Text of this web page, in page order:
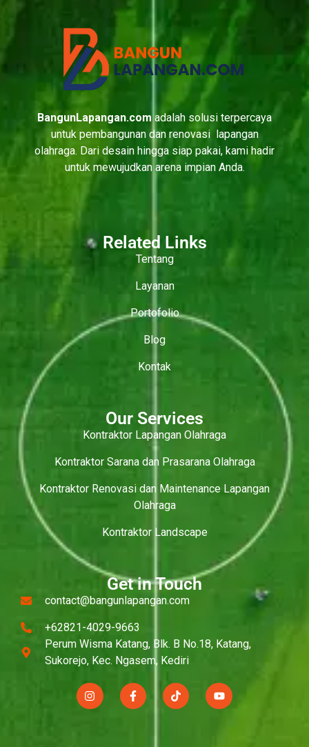
BangunLapangan.com adalah solusi terpercaya
untuk pembangunan dan renovasi lapangan
olahraga. Dari desain hingga siap pakai, kami hadir
untuk mewujudkan arena impian Anda.
Related Links
Tentang
Layanan
Portofolio
Blog
Kontak
Our Services
Kontraktor Lapangan Olahraga
Kontraktor Sarana dan Prasarana Olahraga
Kontraktor Renovasi dan Maintenance Lapangan
Olahraga
Kontraktor Landscape
Get in Touch
contact@bangunlapangan.com
+62821-4029-9663
Perum Wisma Katang, Blk. B No.18, Katang,
Sukorejo, Kec. Ngasem, Kediri